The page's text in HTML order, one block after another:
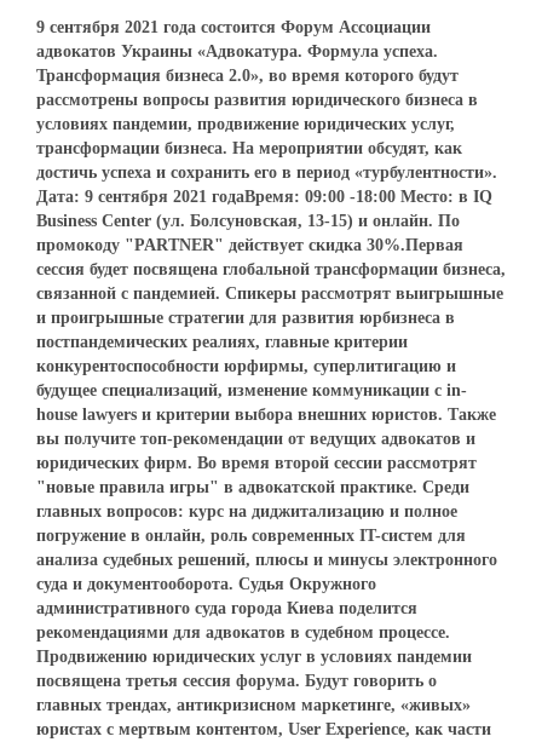
9 сентября 2021 года состоится Форум Ассоциации
адвокатов Украины «Адвокатура. Формула успеха.
Трансформация бизнеса 2.0», во время которого будут
рассмотрены вопросы развития юридического бизнеса в
условиях пандемии, продвижение юридических услуг,
трансформации бизнеса. На мероприятии обсудят, как
достичь успеха и сохранить его в период «турбулентности».
Дата: 9 сентября 2021 годаВремя: 09:00 -18:00 Место: в IQ
Business Center (ул. Болсуновская, 13-15) и онлайн. По
промокоду "PARTNER" действует скидка 30%.Первая
сессия будет посвящена глобальной трансформации бизнеса,
связанной с пандемией. Спикеры рассмотрят выигрышные
и проигрышные стратегии для развития юрбизнеса в
постпандемических реалиях, главные критерии
конкурентоспособности юрфирмы, суперлитигацию и
будущее специализаций, изменение коммуникации с in-
house lawyers и критерии выбора внешних юристов. Также
вы получите топ-рекомендации от ведущих адвокатов и
юридических фирм. Во время второй сессии рассмотрят
"новые правила игры" в адвокатской практике. Среди
главных вопросов: курс на диджитализацию и полное
погружение в онлайн, роль современных IT-систем для
анализа судебных решений, плюсы и минусы электронного
суда и документооборота. Судья Окружного
административного суда города Киева поделится
рекомендациями для адвокатов в судебном процессе.
Продвижению юридических услуг в условиях пандемии
посвящена третья сессия форума. Будут говорить о
главных трендах, антикризисном маркетинге, «живых»
юристах с мертвым контентом, User Experience, как части